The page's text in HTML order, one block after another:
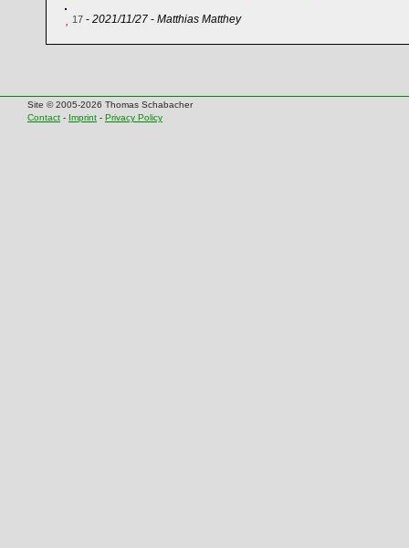
17 - 2021/11/27 - Matthias Matthey
Site © 2005-2026 Thomas Schabacher
Contact - Imprint - Privacy Policy